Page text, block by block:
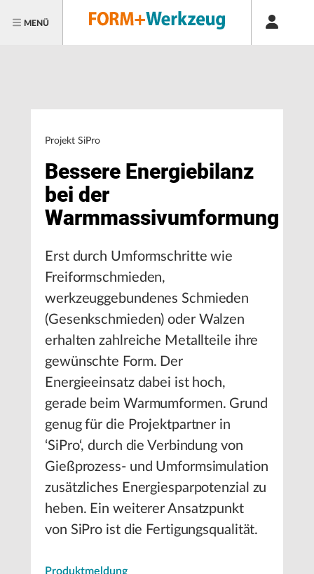
MENÜ
Projekt SiPro
Bessere Energiebilanz
bei der
Warmmassivumformung
Erst durch Umformschritte wie
Freiformschmieden,
werkzeuggebundenes Schmieden
(Gesenkschmieden) oder Walzen
erhalten zahlreiche Metallteile ihre
gewünschte Form. Der
Energieeinsatz dabei ist hoch,
gerade beim Warmumformen. Grund
genug für die Projektpartner in
‘SiPro‘, durch die Verbindung von
Gießprozess- und Umformsimulation
zusätzliches Energiesparpotenzial zu
heben. Ein weiterer Ansatzpunkt
von SiPro ist die Fertigungsqualität.
Produktmeldung